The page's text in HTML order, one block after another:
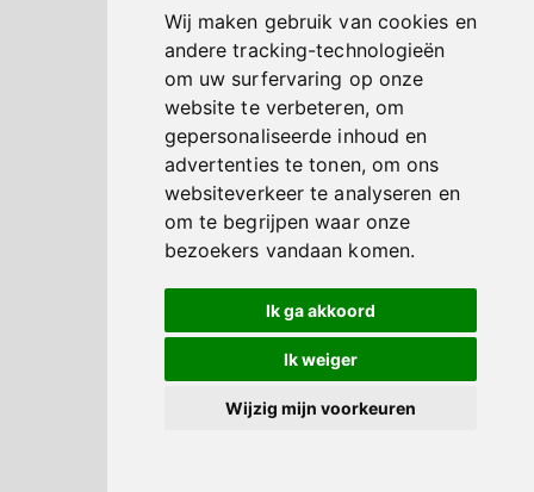
Wij maken gebruik van cookies en
andere tracking-technologieën
om uw surfervaring op onze
website te verbeteren, om
gepersonaliseerde inhoud en
advertenties te tonen, om ons
websiteverkeer te analyseren en
om te begrijpen waar onze
bezoekers vandaan komen.
Ik ga akkoord
Ik weiger
Wijzig mijn voorkeuren